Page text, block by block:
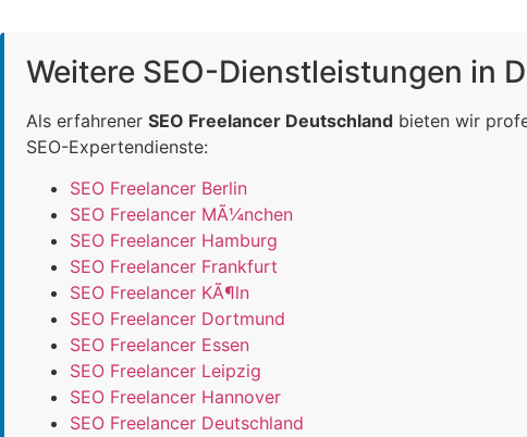
Weitere SEO-Dienstleistungen in
Als erfahrener SEO Freelancer Deutschland bieten wir
SEO-Expertendienste:
SEO Freelancer Berlin
SEO Freelancer MÃ¼nchen
SEO Freelancer Hamburg
SEO Freelancer Frankfurt
SEO Freelancer KÃ¶ln
SEO Freelancer Dortmund
SEO Freelancer Essen
SEO Freelancer Leipzig
SEO Freelancer Hannover
SEO Freelancer Deutschland